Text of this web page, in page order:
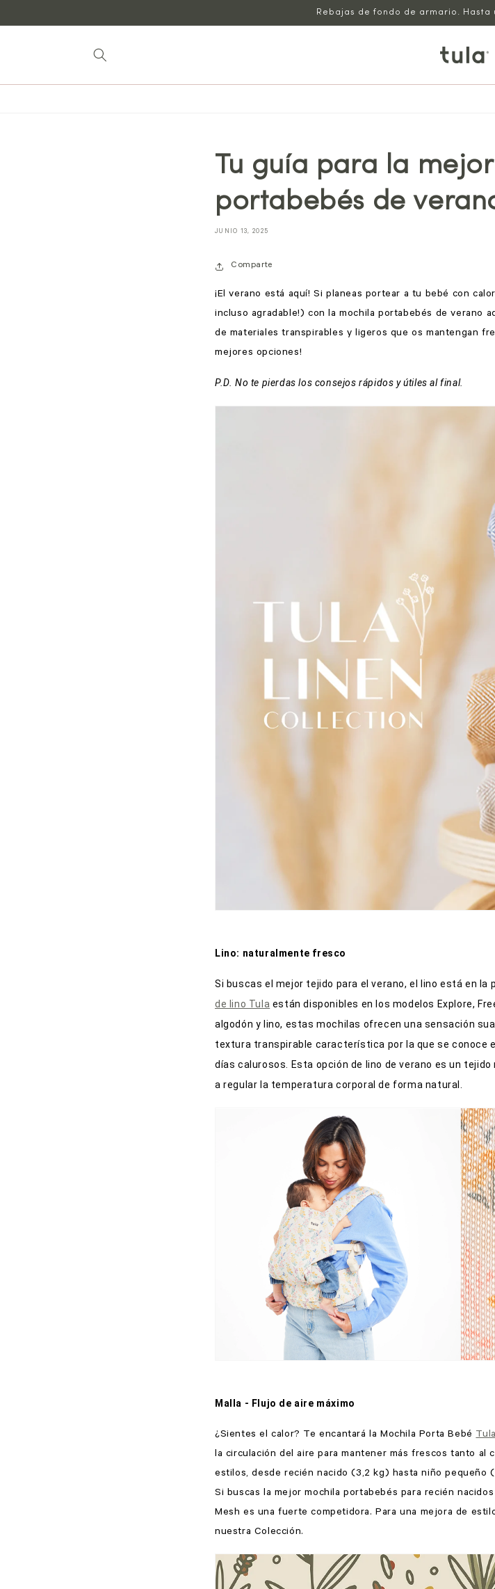
contenido
Rebajas de fondo de armario. Hasta
Tu guía para la
portabebés de
JUNIO 13, 2025
Comparte
¡El verano está aquí! Si planeas portear a tu bebé con
incluso agradable!) con la mochila portabebés de verano
de materiales transpirables y ligeros que os mantengan
mejores opciones!
P.D. No te pierdas los consejos rápidos y útiles al final.
Lino: naturalmente fresco
Si buscas el mejor tejido para el verano, el lino está en
de lino Tula están disponibles en los modelos Explore,
algodón y lino, estas mochilas ofrecen una sensación
textura transpirable característica por la que se conoce
días calurosos. Esta opción de lino de verano es un
a regular la temperatura corporal de forma natural.
Malla - Flujo de aire máximo
¿Sientes el calor? Te encantará la Mochila Porta Bebé
la circulación del aire para mantener más frescos tanto al
estilos, desde recién nacido (3,2 kg) hasta niño pequeño
Si buscas la mejor mochila portabebés para recién
Mesh es una fuerte competidora. Para una mejora de
nuestra Colección.